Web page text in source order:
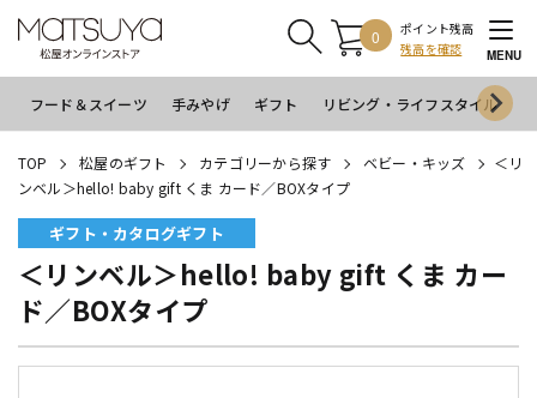
0
ポイント残高
残高を確認
MENU
フード＆スイーツ 手みやげ ギフト リビング・ライフスタイル
TOP 松屋のギフト カテゴリーから探す ベビー・キッズ
＜リ
ンベル＞hello! baby gift くま カード／BOXタイプ
ギフト・カタログギフト
＜リンベル＞hello! baby gift くま カー
ド／BOXタイプ